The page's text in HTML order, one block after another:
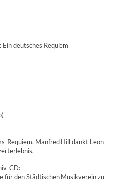
Ein deutsches Requiem
Requiem, Manfred Hill dankt Leon
CD:
für den Städtischen Musikverein zu